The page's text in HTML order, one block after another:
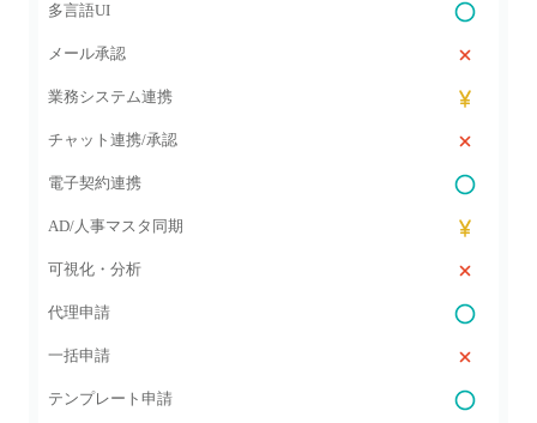
多言語UI
メール承認
業務システム連携
チャット連携/承認
電子契約連携
AD/人事マスタ同期
可視化・分析
代理申請
一括申請
テンプレート申請